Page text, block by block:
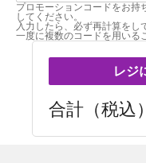
プロモーションコードをお持
してください。
入力したら、必ず再計算をし
一度に複数のコードを用いる
レジ
合計（税込）